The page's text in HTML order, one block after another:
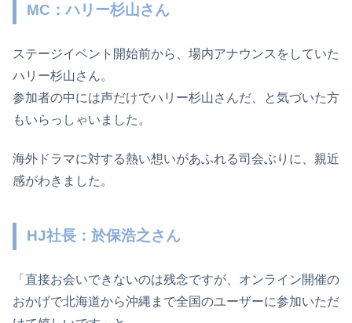
MC：ハリー杉山さん
ステージイベント開始前から、場内アナウンスをしていた
ハリー杉山さん。
参加者の中には声だけでハリー杉山さんだ、と気づいた方
もいらっしゃいました。
海外ドラマに対する熱い想いがあふれる司会ぶりに、親近
感がわきました。
HJ社長：於保浩之さん
「直接お会いできないのは残念ですが、オンライン開催の
おかげで北海道から沖縄まで全国のユーザーに参加いただ